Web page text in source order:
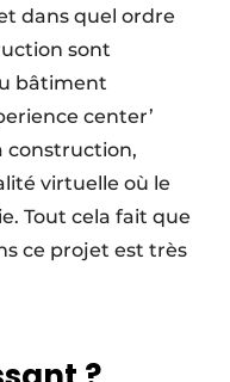
dans quel ordre
sont
bâtiment
center’
construction,
virtuelle où le
Tout cela fait que
ce projet est très